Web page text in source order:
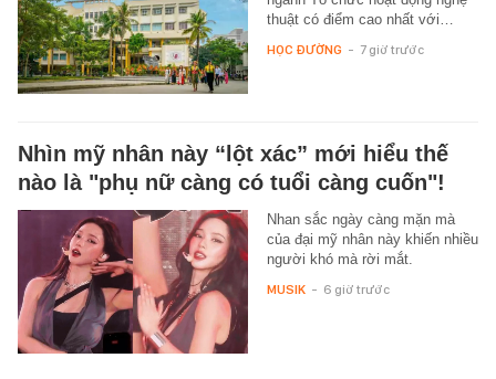
thuật có điểm cao nhất với…
HỌC ĐƯỜNG - 7 giờ trước
Nhìn mỹ nhân này “lột xác” mới hiểu thế
nào là "phụ nữ càng có tuổi càng cuốn"!
Nhan sắc ngày càng mặn mà
của đại mỹ nhân này khiến nhiều
người khó mà rời mắt.
MUSIK - 6 giờ trước